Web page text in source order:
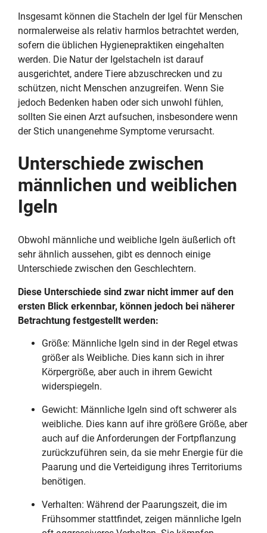
Insgesamt können die Stacheln der Igel für Menschen
normalerweise als relativ harmlos betrachtet werden,
sofern die üblichen Hygienepraktiken eingehalten
werden. Die Natur der Igelstacheln ist darauf
ausgerichtet, andere Tiere abzuschrecken und zu
schützen, nicht Menschen anzugreifen. Wenn Sie
jedoch Bedenken haben oder sich unwohl fühlen,
sollten Sie einen Arzt aufsuchen, insbesondere wenn
der Stich unangenehme Symptome verursacht.
Unterschiede zwischen
männlichen und weiblichen
Igeln
Obwohl männliche und weibliche Igeln äußerlich oft
sehr ähnlich aussehen, gibt es dennoch einige
Unterschiede zwischen den Geschlechtern.
Diese Unterschiede sind zwar nicht immer auf den
ersten Blick erkennbar, können jedoch bei näherer
Betrachtung festgestellt werden:
Größe: Männliche Igeln sind in der Regel etwas
größer als Weibliche. Dies kann sich in ihrer
Körpergröße, aber auch in ihrem Gewicht
widerspiegeln.
Gewicht: Männliche Igeln sind oft schwerer als
weibliche. Dies kann auf ihre größere Größe, aber
auch auf die Anforderungen der Fortpflanzung
zurückzuführen sein, da sie mehr Energie für die
Paarung und die Verteidigung ihres Territoriums
benötigen.
Verhalten: Während der Paarungszeit, die im
Frühsommer stattfindet, zeigen männliche Igeln